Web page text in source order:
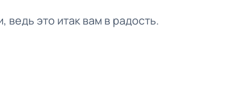
ведь это итак вам в радость.